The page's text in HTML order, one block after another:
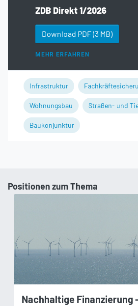
ZDB Direkt 1/2026
Download PDF(3 MB)
MEHR ERFAHREN
Infrastruktur
Wohnungsbau Straßen- und
Baukonjunktur
Positionen zum Thema
Nachhaltige Finanzierung